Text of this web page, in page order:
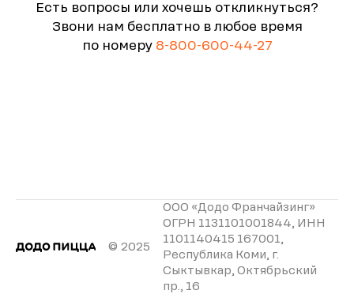
Есть вопросы или хочешь откликнуться?
Звони нам бесплатно в любое время
по номеру 8-800-600-44-27
© 2025
ООО «Додо Франчайзинг»
ОГРН 1131101001844, ИНН
1101140415 167001,
Республика Коми, г.
Сыктывкар, Октябрьский
пр., 16